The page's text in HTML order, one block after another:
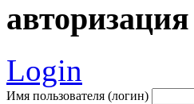
авторизация
Login
Имя пользователя (логин)